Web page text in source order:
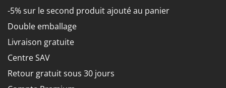
Générateurs d'air chaud
Godets à terre basculants pour tracteur
Groupes électrogènes
H
Haches - Cognées et Hachettes
Dominion
Dreame
E
EcoFlow
Edilmark
Effeuno
-5% sur le second produit ajouté au panier
Double emballage
Livraison gratuite
Centre SAV
Retour gratuit sous 30 jours